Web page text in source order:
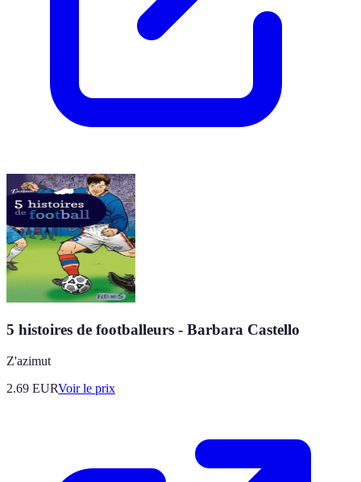
5 histoires de footballeurs - Barbara Castello
Z'azimut
2.69 EURVoir le prix